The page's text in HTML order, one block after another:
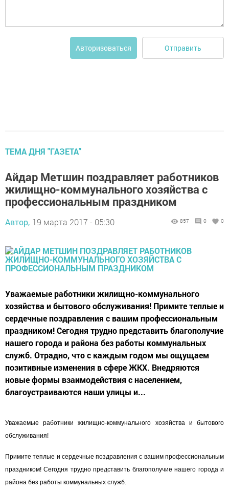
Авторизоваться Отправить
ТЕМА ДНЯ "ГАЗЕТА"
Айдар Метшин поздравляет работников
жилищно-коммунального хозяйства с
профессиональным праздником
Автор, 19 марта 2017 - 05:30 857 0 0
Уважаемые работники жилищно-коммунального
хозяйства и бытового обслуживания! Примите теплые и
сердечные поздравления с вашим профессиональным
праздником! Сегодня трудно представить благополучие
нашего города и района без работы коммунальных
служб. Отрадно, что с каждым годом мы ощущаем
позитивные изменения в сфере ЖКХ. Внедряются
новые формы взаимодействия с населением,
благоустраиваются наши улицы и...
Уважаемые работники жилищно-коммунального хозяйства и бытового
обслуживания!
Примите теплые и сердечные поздравления с вашим профессиональным
праздником! Сегодня трудно представить благополучие нашего города и
района без работы коммунальных служб.